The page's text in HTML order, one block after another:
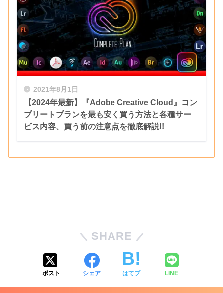
3つ目はエフェクトコントロールパネルのX
軸とＹ軸の値を調整することで、反射したテ
Reflection Distance ▶︎ 50%
Reflection Distance ▶︎ 50%
『Blend Style』を『Behind Original』に設
定すると、位置関係はテキストの方が反射テ
キストよりも前面に表示されます。
この『Behind Original』の設定が鏡面反射
Blend Style ▶︎ Behind Original
2021年8月1日
【2024年最新】『Adobe Creative Cloud』コン
プリートプランを最も安く買う方法と各種サー
ビス内容、買う前の注意点を徹底解説!!
SHARE
ポスト シェア はてブ LINE